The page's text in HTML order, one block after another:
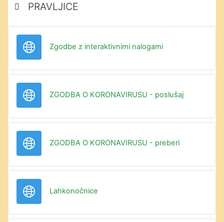
PRAVLJICE
Zgodbe z interaktivnimi nalogamiURL
ZGODBA O KORONAVIRUSU - poslušajURL
ZGODBA O KORONAVIRUSU - preberiURL
Lahkonočnice